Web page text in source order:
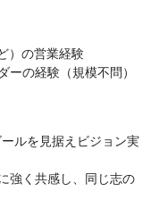
）の営業経験
ーの経験（規模不問）
ルを見据えビジョン実
強く共感し、同じ志の